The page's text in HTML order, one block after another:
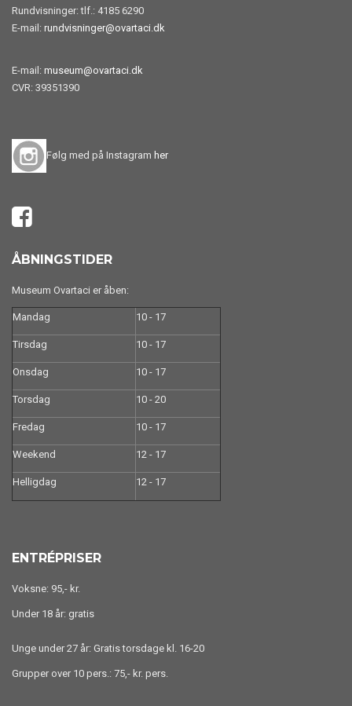
Rundvisninger: tlf.: 4185 6290
E-mail: rundvisninger@ovartaci.dk
E-mail: museum@ovartaci.dk
CVR: 39351390
Følg med på Instagram her
ÅBNINGSTIDER
Museum Ovartaci er åben:
Mandag 10 - 17
Tirsdag 10 - 17
Onsdag 10 - 17
Torsdag 10 - 20
Fredag 10 - 17
Weekend 12 - 17
Helligdag 12 - 17
ENTRÉPRISER
Voksne: 95,- kr.
Under 18 år: gratis
Unge under 27 år: Gratis torsdage kl. 16-20
Grupper over 10 pers.: 75,- kr. pers.